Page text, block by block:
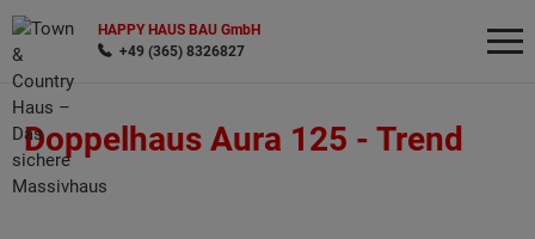
HAPPY HAUS BAU GmbH
+49 (365) 8326827
Doppelhaus Aura 125 - Trend
Wonach möchten Sie suchen?